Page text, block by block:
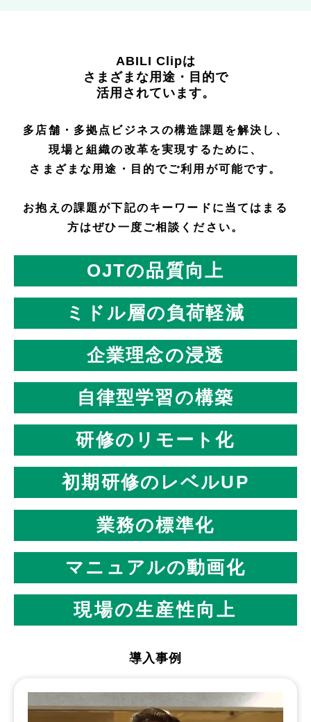
ABILI Clipは
さまざまな用途・目的で
活用されています。
多店舗・多拠点ビジネスの構造課題を解決し、
現場と組織の改革を実現するために、
さまざまな用途・目的でご利用が可能です。
お抱えの課題が下記のキーワードに当てはまる
方はぜひ一度ご相談ください。
OJTの品質向上
ミドル層の負荷軽減
企業理念の浸透
自律型学習の構築
研修のリモート化
初期研修のレベルUP
業務の標準化
マニュアルの動画化
現場の生産性向上
導入事例